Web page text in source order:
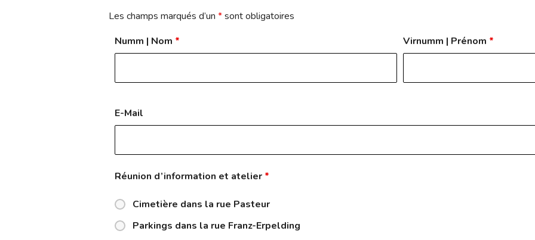
Les champs marqués d’un*sont obligatoires
Numm | Nom * Virnumm | Prénom *
E-Mail
Réunion d’information et atelier *
Cimetière dans la rue Pasteur
Parkings dans la rue Franz-Erpelding